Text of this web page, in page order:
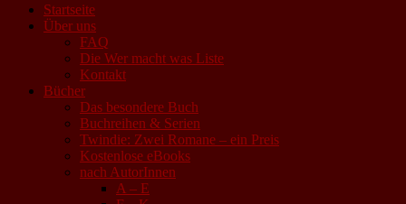
Startseite
Über uns
FAQ
Die Wer macht was Liste
Kontakt
Bücher
Das besondere Buch
Buchreihen & Serien
Twindie: Zwei Romane – ein Preis
Kostenlose eBooks
nach AutorInnen
A – E